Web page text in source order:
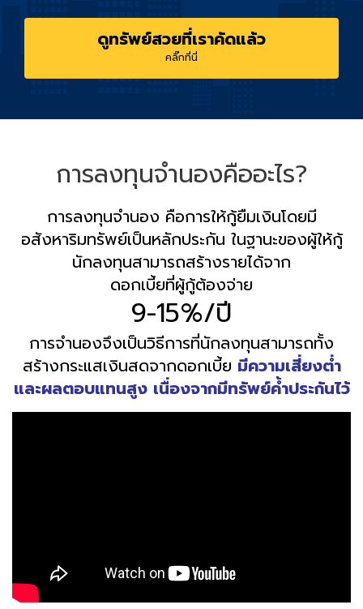
ดูทรัพย์สวยที่เราคัดแล้ว
คลิ๊กที่นี่
การลงทุนจำนองคืออะไร?
การลงทุนจำนอง คือการให้กู้ยืมเงินโดยมี
อสังหาริมทรัพย์เป็นหลักประกัน ในฐานะของผู้ให้กู้
นักลงทุนสามารถสร้างรายได้จาก
ดอกเบี้ยที่ผู้กู้ต้องจ่าย
9-15%/ปี
การจำนองจึงเป็นวิธีการที่นักลงทุนสามารถทั้ง
สร้างกระแสเงินสดจากดอกเบี้ย มีความเสี่ยงต่ำ
และผลตอบแทนสูง เนื่องจากมีทรัพย์ค้ำประกันไว้